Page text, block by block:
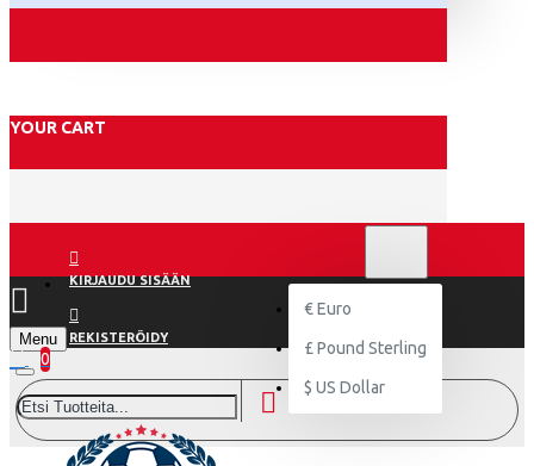
YOUR CART
KIRJAUDU SISÄÄN
REKISTERÖIDY
€ Euro
£ Pound Sterling
$ US Dollar
Menu
0